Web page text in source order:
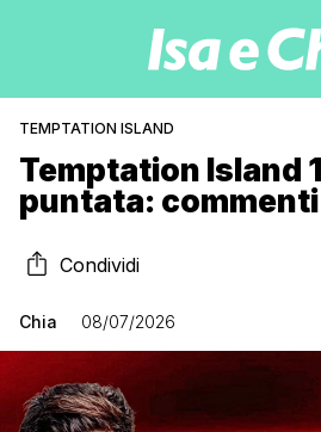
TEMPTATION ISLAND
Temptation Island
puntata: commenti
Condividi
Chia 08/07/2026